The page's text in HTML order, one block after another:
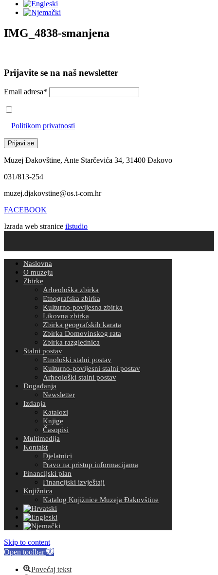
IMG_4838-smanjena
Prijavite se na naš newsletter
Email adresa*
Politikom privatnosti
Muzej Đakovštine, Ante Starčevića 34, 31400 Đakovo
031/813-254
muzej.djakovstine@os.t-com.hr
FACEBOOK
Izrada web stranice ilstudio
Naslovna
O muzeju
Zbirke
Arheološka zbirka
Etnografska zbirka
Kulturno-povijesna zbirka
Likovna zbirka
Zbirka geografskih karata
Zbirka Domovinskog rata
Zbirka razglednica
Stalni postav
Etnološki stalni postav
Kulturno-povijesni stalni postav
Arheološki stalni postav
Događanja
Newsletter
Izdanja
Katalozi
Knjige
Časopisi
Multimedija
Kontakt
Djelatnici
Pravo na pristup informacijama
Financijski plan
Financijski izvještaji
Knjižnica
Katalog Knjižnice Muzeja Đakovštine
Skip to content
Open toolbar
Povećaj tekst